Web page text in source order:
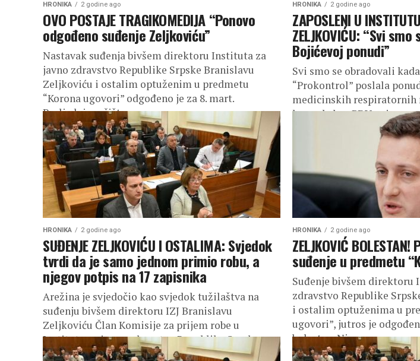
HRONIKA 2 godine ago
OVO POSTAJE TRAGIKOMEDIJA “Ponovo
odgođeno suđenje Zeljkoviću”
Nastavak suđenja bivšem direktoru Instituta za
javno zdravstvo Republike Srpske Branislavu
Zeljkoviću i ostalim optuženim u predmetu
“Korona ugovori” odgođeno je za 8. mart.
Posljednje ročište...
HRONIKA 2 godine ago
ZAPOSLENI U
ZELJKOVIĆU: “Svi
Bojićevoj ponudi”
Svi smo se obradovali
“Prokontrol” poslala
medicinskih respiratornih
komadu bez PDV-a, jer
HRONIKA 2 godine ago
SUĐENJE ZELJKOVIĆU I OSTALIMA: Svjedok
tvrdi da je samo jednom primio robu, a
njegov potpis na 17 zapisnika
Arežina je svjedočio kao svjedok tužilaštva na
suđenju bivšem direktoru IZJ Branislavu
Zeljkoviću Član Кomisije za prijem robe u
Institutu za javno zdravstvo Republike Srpske
(IZJ)...
HRONIKA 2 godine ago
ZELJKOVIĆ
suđenje u predmetu
Suđenje bivšem direktoru
zdravstvo Republike
i ostalim optuženima u
ugovori”, jutros je
bolestan. Njegov...